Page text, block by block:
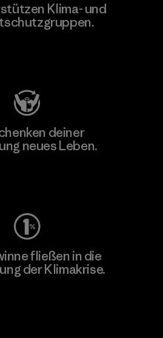
Klima- und
deiner
neues Leben.
fließen in die
der Klimakrise.